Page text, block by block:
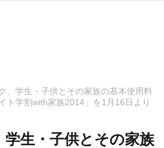
、学生・子供とその家族の基本使用料
ト学割with家族2014」を1月16日より
生・子供とその家族